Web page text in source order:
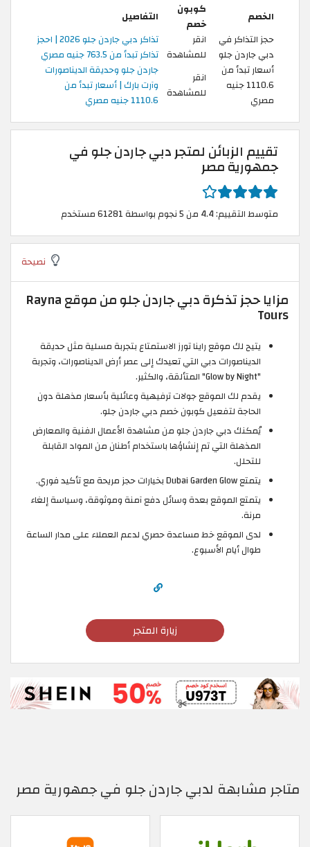
الخصم
كوبون
خصم
التفاصيل
حجز التذاكر في
دبي جاردن جلو
انقر
للمشاهدة
تذاكر دبي جاردن جلو 2026 | احجز
تذاكر تبدأ من 763.5 جنيه مصري
أسعار تبدأ من
1110.6 جنيه
مصري
انقر
للمشاهدة
جاردن جلو وحديقة الديناصورات
وآرت بارك | أسعار تبدأ من
1110.6 جنيه مصري
تقييم الزبائن لمتجر دبي جاردن جلو في
جمهورية مصر
متوسط التقييم: 4.4 من 5 نجوم بواسطة 61281 مستخدم
نصيحة
مزايا حجز تذكرة دبي جاردن جلو من موقع Rayna
Tours
يتيح لك موقع راينا تورز الاستمتاع بتجربة مسلية مثل حديقة
الديناصورات دبي التي تعيدك إلى عصر أرض الديناصورات، وتجربة
"Glow by Night" المتألقة، والكثير.
يقدم لك الموقع جولات ترفيهية وعائلية بأسعار مذهلة دون
الحاجة لتفعيل كوبون خصم دبي جاردن جلو.
يُمكنك دبي جاردن جلو من مشاهدة الأعمال الفنية والمعارض
المذهلة التي تم إنشاؤها باستخدام أطنان من المواد القابلة
للتحلل.
يتمتع Dubai Garden Glow بخيارات حجز مريحة مع تأكيد فوري.
يتمتع الموقع بعدة وسائل دفع آمنة وموثوقة، وسياسة إلغاء
مرنة.
لدى الموقع خط مساعدة حصري لدعم العملاء على مدار الساعة
طوال أيام الأسبوع.
زيارة المتجر
متاجر مشابهة لدبي جاردن جلو في جمهورية مصر